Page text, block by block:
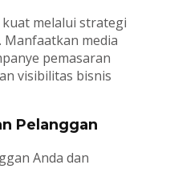
melalui strategi
Manfaatkan media
pemasaran
visibilitas bisnis
Pelanggan
Anda dan